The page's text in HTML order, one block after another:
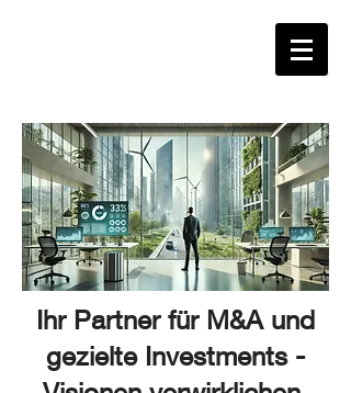
Ihr Partner für M&A und
gezielte Investments -